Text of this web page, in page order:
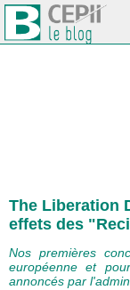
The Liberation
effets des
Nos premières
européenne et
annoncés par